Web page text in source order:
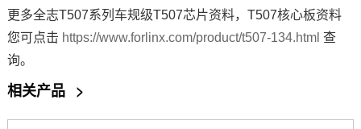
更多全志T507系列车规级T507芯片资料，T507核心板资料
您可点击 https://www.forlinx.com/product/t507-134.html 查
询。
相关产品 >